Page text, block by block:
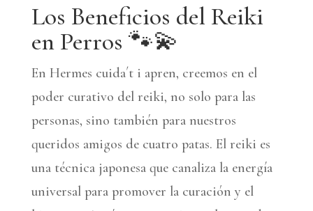
Los Beneficios del Reiki
en Perros 🐾💫
En Hermes cuida´t i apren, creemos en el
poder curativo del reiki, no solo para las
personas, sino también para nuestros
queridos amigos de cuatro patas. El reiki es
una técnica japonesa que canaliza la energía
universal para promover la curación y el